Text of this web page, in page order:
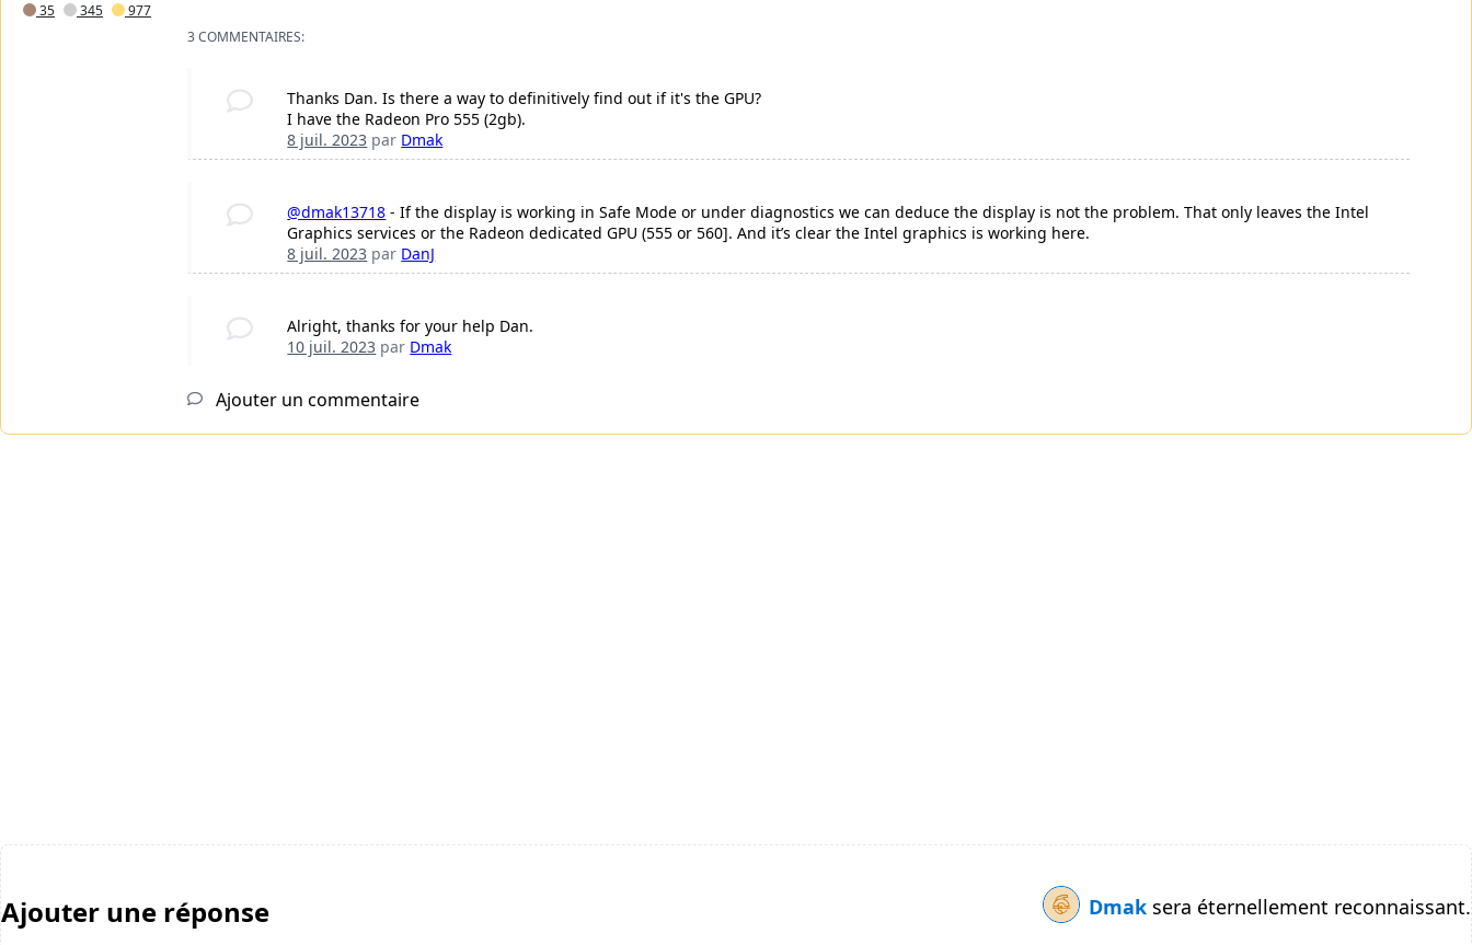
35
345 977
3 COMMENTAIRES:
Thanks Dan. Is there a way to definitively find out if it's the GPU?
I have the Radeon Pro 555 (2gb).
8 juil. 2023 par Dmak
@dmak13718 - If the display is working in Safe Mode or under diagnostics we can deduce the display is not the problem. That only leaves the Intel
Graphics services or the Radeon dedicated GPU (555 or 560]. And it’s clear the Intel graphics is working here.
8 juil. 2023 par DanJ
Alright, thanks for your help Dan.
10 juil. 2023 par Dmak
Ajouter un commentaire
Ajouter une réponse Dmak sera éternellement reconnaissant.